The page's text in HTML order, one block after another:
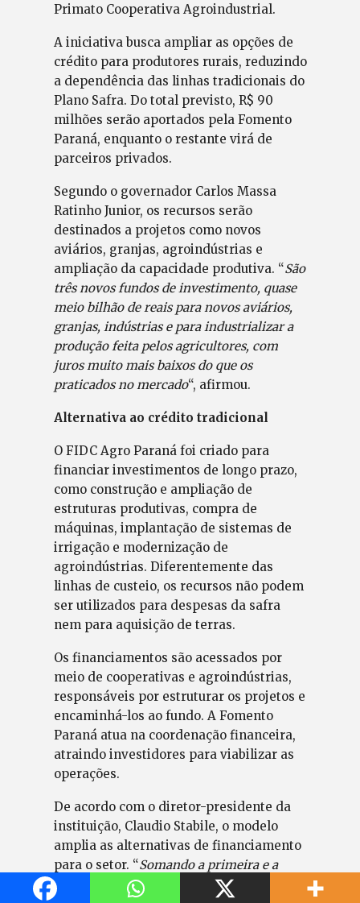
Primato Cooperativa Agroindustrial.
A iniciativa busca ampliar as opções de
crédito para produtores rurais, reduzindo
a dependência das linhas tradicionais do
Plano Safra. Do total previsto, R$ 90
milhões serão aportados pela Fomento
Paraná, enquanto o restante virá de
parceiros privados.
Segundo o governador Carlos Massa
Ratinho Junior, os recursos serão
destinados a projetos como novos
aviários, granjas, agroindústrias e
ampliação da capacidade produtiva. “São
três novos fundos de investimento, quase
meio bilhão de reais para novos aviários,
granjas, indústrias e para industrializar a
produção feita pelos agricultores, com
juros muito mais baixos do que os
praticados no mercado“, afirmou.
Alternativa ao crédito tradicional
O FIDC Agro Paraná foi criado para
financiar investimentos de longo prazo,
como construção e ampliação de
estruturas produtivas, compra de
máquinas, implantação de sistemas de
irrigação e modernização de
agroindústrias. Diferentemente das
linhas de custeio, os recursos não podem
ser utilizados para despesas da safra
nem para aquisição de terras.
Os financiamentos são acessados por
meio de cooperativas e agroindústrias,
responsáveis por estruturar os projetos e
encaminhá-los ao fundo. A Fomento
Paraná atua na coordenação financeira,
atraindo investidores para viabilizar as
operações.
De acordo com o diretor-presidente da
instituição, Claudio Stabile, o modelo
amplia as alternativas de financiamento
para o setor. “Somando a primeira e a
segunda etapa do programa, a expectativa